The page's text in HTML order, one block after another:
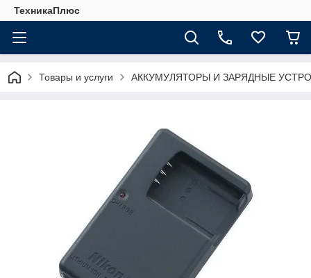
ТехникаПлюс
Товары и услуги АККУМУЛЯТОРЫ И ЗАРЯДНЫЕ